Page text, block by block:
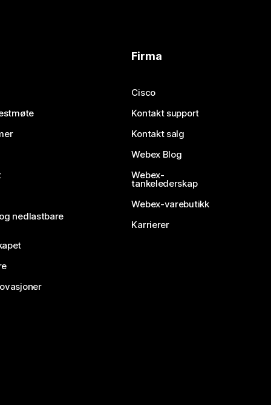
nedlastbare
Firma
Cisco
Kontakt support
Kontakt salg
Webex Blog
Webex-
tankelederskap
Webex-varebutikk
Karrierer